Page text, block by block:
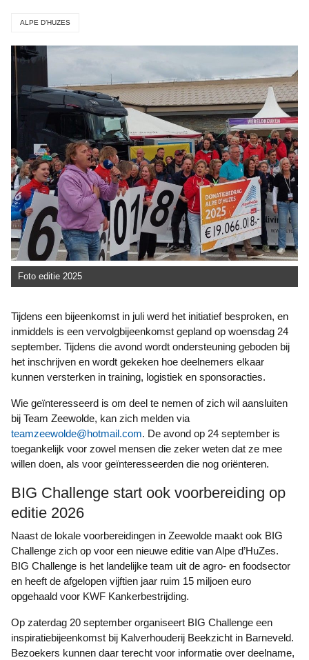
ALPE D’HUZES
Foto editie 2025
Tijdens een bijeenkomst in juli werd het initiatief besproken, en
inmiddels is een vervolgbijeenkomst gepland op woensdag 24
september. Tijdens die avond wordt ondersteuning geboden bij
het inschrijven en wordt gekeken hoe deelnemers elkaar
kunnen versterken in training, logistiek en sponsoracties.
Wie geïnteresseerd is om deel te nemen of zich wil aansluiten
bij Team Zeewolde, kan zich melden via
teamzeewolde@hotmail.com. De avond op 24 september is
toegankelijk voor zowel mensen die zeker weten dat ze mee
willen doen, als voor geïnteresseerden die nog oriënteren.
BIG Challenge start ook voorbereiding op
editie 2026
Naast de lokale voorbereidingen in Zeewolde maakt ook BIG
Challenge zich op voor een nieuwe editie van Alpe d’HuZes.
BIG Challenge is het landelijke team uit de agro- en foodsector
en heeft de afgelopen vijftien jaar ruim 15 miljoen euro
opgehaald voor KWF Kankerbestrijding.
Op zaterdag 20 september organiseert BIG Challenge een
inspiratiebijeenkomst bij Kalverhouderij Beekzicht in Barneveld.
Bezoekers kunnen daar terecht voor informatie over deelname,